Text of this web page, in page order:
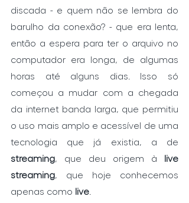
discada - e quem não se lembra do
barulho da conexão? - que era lenta,
então a espera para ter o arquivo no
computador era longa, de algumas
horas até alguns dias. Isso só
começou a mudar com a chegada
da internet banda larga, que permitiu
o uso mais amplo e acessível de uma
streaming , que deu origem à live
streaming , que hoje conhecemos
apenas como live